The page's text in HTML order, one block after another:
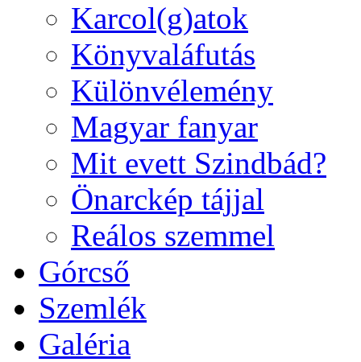
Karcol(g)atok
Könyvaláfutás
Különvélemény
Magyar fanyar
Mit evett Szindbád?
Önarckép tájjal
Reálos szemmel
Górcső
Szemlék
Galéria